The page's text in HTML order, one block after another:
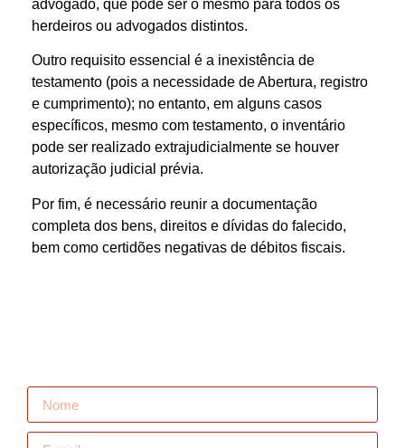
advogado, que pode ser o mesmo para todos os
herdeiros ou advogados distintos.
Outro requisito essencial é a inexistência de
testamento (pois a necessidade de Abertura, registro
e cumprimento); no entanto, em alguns casos
específicos, mesmo com testamento, o inventário
pode ser realizado extrajudicialmente se houver
autorização judicial prévia.
Por fim, é necessário reunir a documentação
completa dos bens, direitos e dívidas do falecido,
bem como certidões negativas de débitos fiscais.